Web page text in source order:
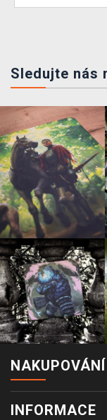
Sledujte nás
NAKUPOVÁNÍ
INFORMACE